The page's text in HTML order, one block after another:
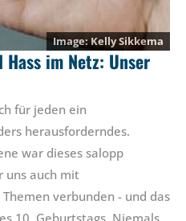
Kelly Sikkema
Hass im Netz: Unser
für jeden ein
herausforderndes.
war dieses salopp
uns auch mit
verbunden - und das